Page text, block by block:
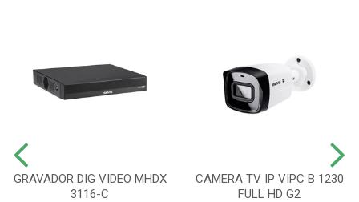
GRAVADOR DIG VIDEO MHDX
3116-C
CAMERA TV IP VIPC B 1230
FULL HD G2